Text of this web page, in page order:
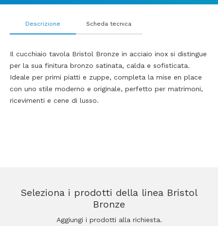
Descrizione
Il cucchiaio tavola Bristol Bronze in acciaio inox si distingue
per la sua finitura bronzo satinata, calda e sofisticata.
Ideale per primi piatti e zuppe, completa la mise en place
con uno stile moderno e originale, perfetto per matrimoni,
ricevimenti e cene di lusso.
Scheda tecnica
Seleziona i prodotti della linea Bristol
Bronze
Aggiungi i prodotti alla richiesta.